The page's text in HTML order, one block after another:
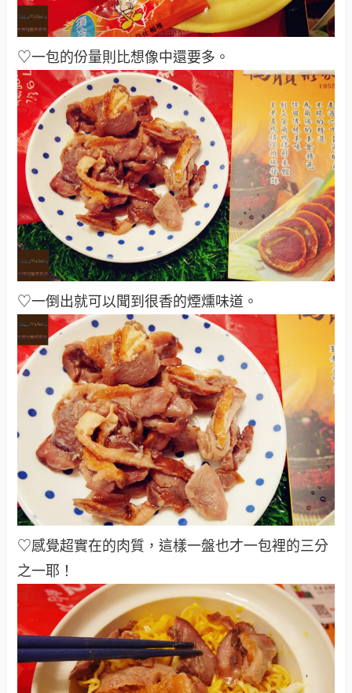
♡一包的份量則比想像中還要多 。
♡一倒出就可以聞到很香的煙燻味道 。
♡感覺超實在的肉質，這樣一盤也才一包裡的三分
之一耶！